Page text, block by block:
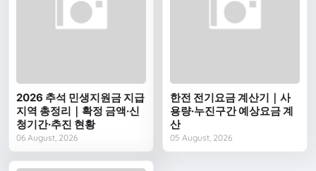
2026 추석 민생지원금 지급
지역 총정리｜확정 금액·신
청기간·추진 현황
06 August, 2026
한전 전기요금 계산기｜사
용량·누진구간 예상요금 계
산
05 August, 2026